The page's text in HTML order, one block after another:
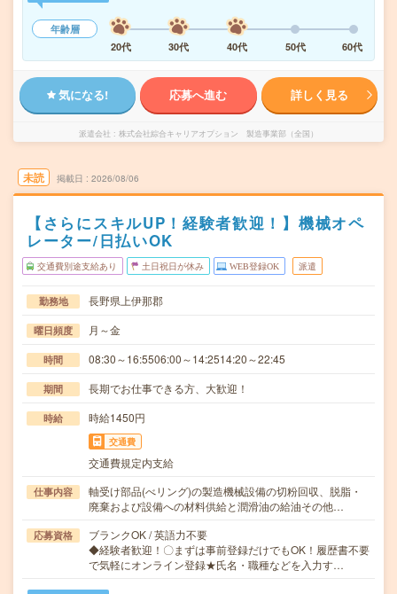
年齢層
20代
30代 40代 50代 60代
気になる! 応募へ進む 詳しく見る
派遣会社 株式会社綜合キャリアオプション 製造事業部（全国）
未読 掲載日 2026/08/06
【さらにスキルUP！経験者歓迎！】機械オペ
レーター/日払いOK
交通費別途支給あり 土日祝日が休み WEB登録OK 派遣
勤務地 長野県上伊那郡
曜日頻度 月～金
時間 08:30～16:5506:00～14:2514:20～22:45
期間 長期でお仕事できる方、大歓迎！
時給 時給1450円
交通費
交通費規定内支給
仕事内容
軸受け部品(べリング)の製造機械設備の切粉回収、脱脂・
廃棄および設備への材料供給と潤滑油の給油その他…
応募資格
ブランクOK / 英語力不要
◆経験者歓迎！〇まずは事前登録だけでもOK！履歴書不要
で気軽にオンライン登録★氏名・職種などを入力す…